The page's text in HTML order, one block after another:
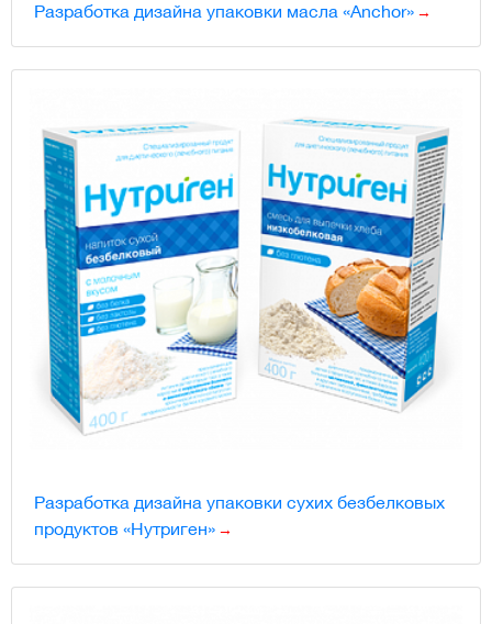
Разработка дизайна упаковки масла «Anchor»
Разработка дизайна упаковки сухих безбелковых
продуктов «Нутриген»